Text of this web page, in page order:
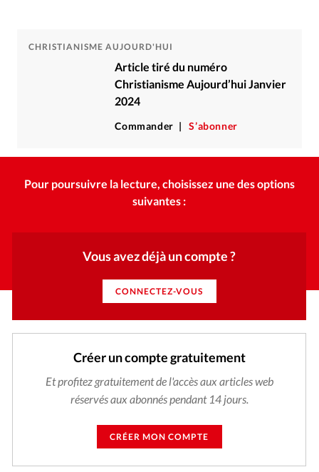
CHRISTIANISME AUJOURD'HUI
Article tiré du numéro
Christianisme Aujourd’hui Janvier
2024
Commander S’abonner
Pour poursuivre la lecture, choisissez une des options
suivantes :
Vous avez déjà un compte ?
CONNECTEZ-VOUS
Créer un compte gratuitement
Et profitez gratuitement de l'accès aux articles web
réservés aux abonnés pendant 14 jours.
CRÉER MON COMPTE